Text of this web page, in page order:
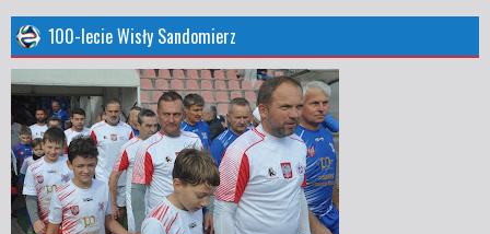
100-lecie Wisły Sandomierz